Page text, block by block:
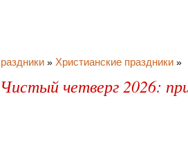
» Христианские праздники »
Чистый четверг 2026: